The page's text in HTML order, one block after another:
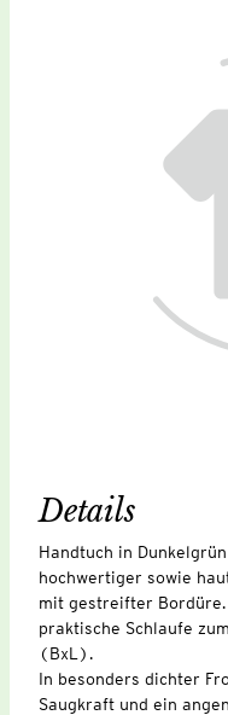
Details
Handtuch in
hochwertiger sowie
mit gestreifter
praktische Schlaufe
(BxL).
In besonders dichter
Saugkraft und ein